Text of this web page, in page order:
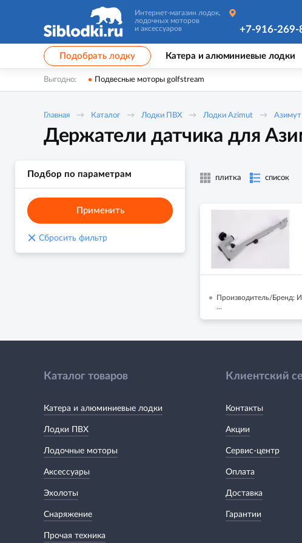
Интернет-магазин лодок,
лодочных моторов
и аксессуаров
+7-916-269-
Подобрать лодку Катера и алюминиевые лодки
Выгодно: Подвесные моторы golfstream
Главная Каталог Лодки ПВХ Лодки Azimut
Держатели датчика для
Подбор по параметрам
Применить
× Сбросить фильтр
плитка список
Производитель/Бренд:
...
Каталог товаров
Катера и алюминиевые лодки
Лодки ПВХ
Лодочные моторы
Аксессуары
Эхолоты
Снаряжение
Прочая техника
Клиентский
Контакты
Акции
Сервис-центр
Оплата
Доставка
Гарантии